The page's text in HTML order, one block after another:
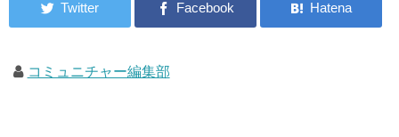
コミュニチャー編集部